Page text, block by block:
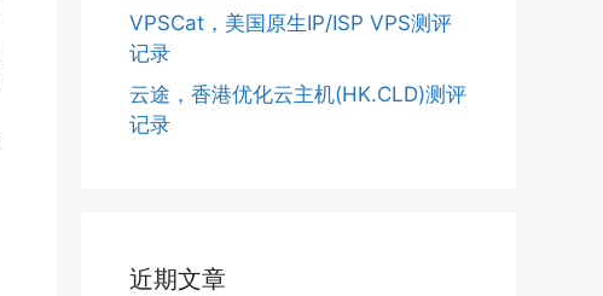
VPSCat，美国原生IP/ISP VPS测评
记录
云途，香港优化云主机(HK.CLD)测评
记录
近期文章